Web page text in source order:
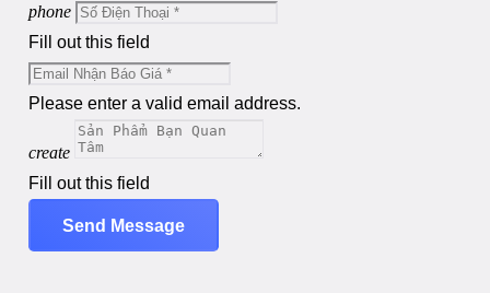
phone
Fill out this field
Please enter a valid email address.
create
Fill out this field
Send Message